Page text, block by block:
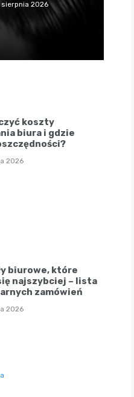
2026
koszty
biura i gdzie
2026
biurowe, które
najszybciej – lista
zamówień
2026